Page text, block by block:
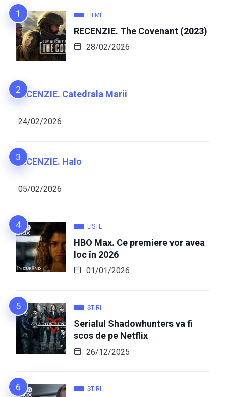
FILME
RECENZIE. The Covenant (2023)
28/02/2026
RECENZIE. Catedrala Marii
24/02/2026
RECENZIE. Halo
05/02/2026
LISTE
HBO Max. Ce premiere vor avea
loc în 2026
01/01/2026
STIRI
Serialul Shadowhunters va fi
scos de pe Netflix
26/12/2025
STIRI